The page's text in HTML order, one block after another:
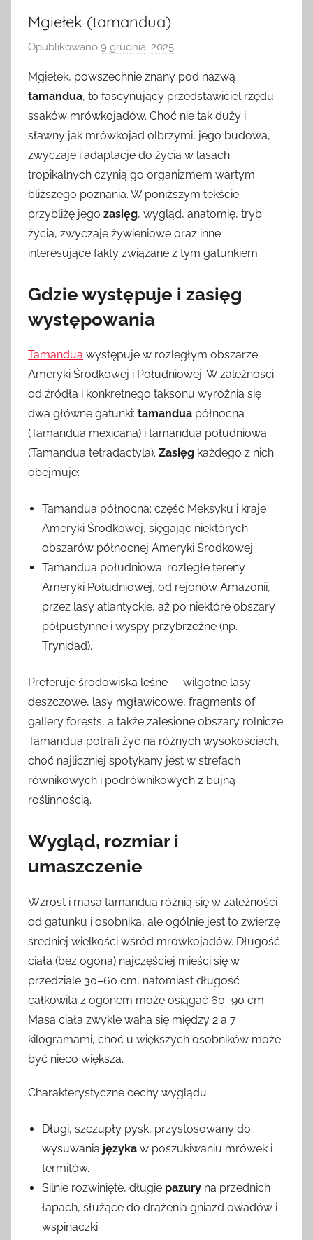
Mgiełek (tamandua)
Opublikowano 9 grudnia, 2025
e
z
Mgiełek, powszechnie znany pod nazwą
tamandua, to fascynujący przedstawiciel rzędu
ssaków mrówkojadów. Choć nie tak duży i
sławny jak mrówkojad olbrzymi, jego budowa,
zwyczaje i adaptacje do życia w lasach
tropikalnych czynią go organizmem wartym
bliższego poznania. W poniższym tekście
przybliżę jego zasięg, wygląd, anatomię, tryb
życia, zwyczaje żywieniowe oraz inne
interesujące fakty związane z tym gatunkiem.
Gdzie występuje i zasięg
występowania
Tamandua występuje w rozległym obszarze
Ameryki Środkowej i Południowej. W zależności
od źródła i konkretnego taksonu wyróżnia się
dwa główne gatunki: tamandua północna
(Tamandua mexicana) i tamandua południowa
(Tamandua tetradactyla). Zasięg każdego z nich
obejmuje:
Tamandua północna: część Meksyku i kraje
Ameryki Środkowej, sięgając niektórych
obszarów północnej Ameryki Środkowej.
Tamandua południowa: rozległe tereny
Ameryki Południowej, od rejonów Amazonii,
przez lasy atlantyckie, aż po niektóre obszary
półpustynne i wyspy przybrzeżne (np.
Trynidad).
Preferuje środowiska leśne — wilgotne lasy
deszczowe, lasy mgławicowe, fragments of
gallery forests, a także zalesione obszary rolnicze.
Tamandua potrafi żyć na różnych wysokościach,
choć najliczniej spotykany jest w strefach
równikowych i podrównikowych z bujną
roślinnością.
Wygląd, rozmiar i
umaszczenie
Wzrost i masa tamandua różnią się w zależności
od gatunku i osobnika, ale ogólnie jest to zwierzę
średniej wielkości wśród mrówkojadów. Długość
ciała (bez ogona) najczęściej mieści się w
przedziale 30–60 cm, natomiast długość
całkowita z ogonem może osiągać 60–90 cm.
Masa ciała zwykle waha się między 2 a 7
kilogramami, choć u większych osobników może
być nieco większa.
Charakterystyczne cechy wyglądu:
Długi, szczupły pysk, przystosowany do
wysuwania języka w poszukiwaniu mrówek i
termitów.
Silnie rozwinięte, długie pazury na przednich
łapach, służące do drążenia gniazd owadów i
wspinaczki.